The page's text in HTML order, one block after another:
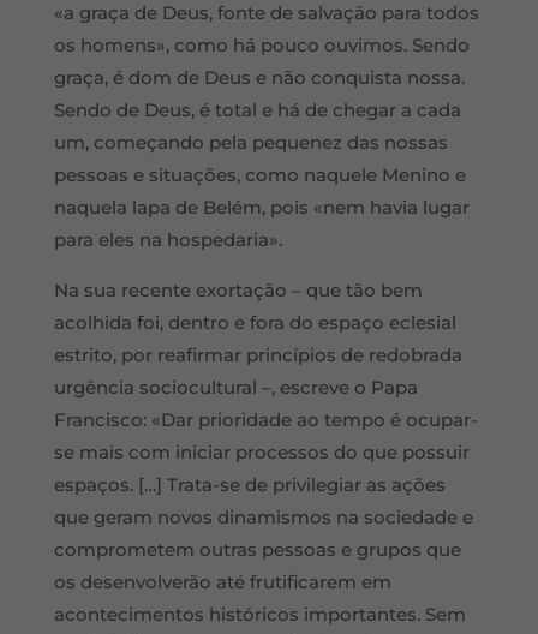
«a graça de Deus, fonte de salvação para todos
os homens», como há pouco ouvimos. Sendo
graça, é dom de Deus e não conquista nossa.
Sendo de Deus, é total e há de chegar a cada
um, começando pela pequenez das nossas
pessoas e situações, como naquele Menino e
naquela lapa de Belém, pois «nem havia lugar
para eles na hospedaria».
Na sua recente exortação – que tão bem
acolhida foi, dentro e fora do espaço eclesial
estrito, por reafirmar princípios de redobrada
urgência sociocultural –, escreve o Papa
Francisco: «Dar prioridade ao tempo é ocupar-
se mais com iniciar processos do que possuir
espaços. […] Trata-se de privilegiar as ações
que geram novos dinamismos na sociedade e
comprometem outras pessoas e grupos que
os desenvolverão até frutificarem em
acontecimentos históricos importantes. Sem